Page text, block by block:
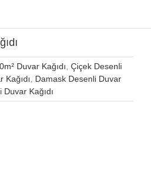
Duvar Kağıdı Çiçek Desenli
Kağıdı
Damask Desenli Duvar
Duvar Kağıdı